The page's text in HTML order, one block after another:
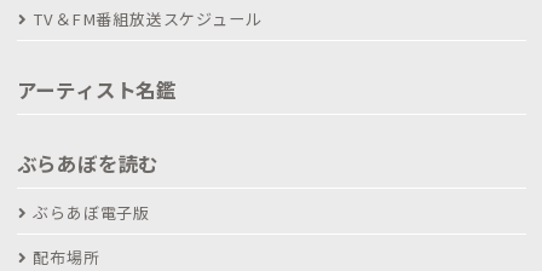
TV＆FM番組放送スケジュール
アーティスト名鑑
ぶらあぼを読む
ぶらあぼ電子版
配布場所